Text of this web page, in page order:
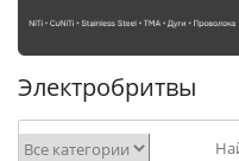
Электробритвы